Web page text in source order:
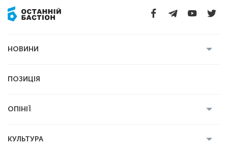
НОВИНИ
Економіка
ПОЗИЦІЯ
ОПІНІЇ
КУЛЬТУРА